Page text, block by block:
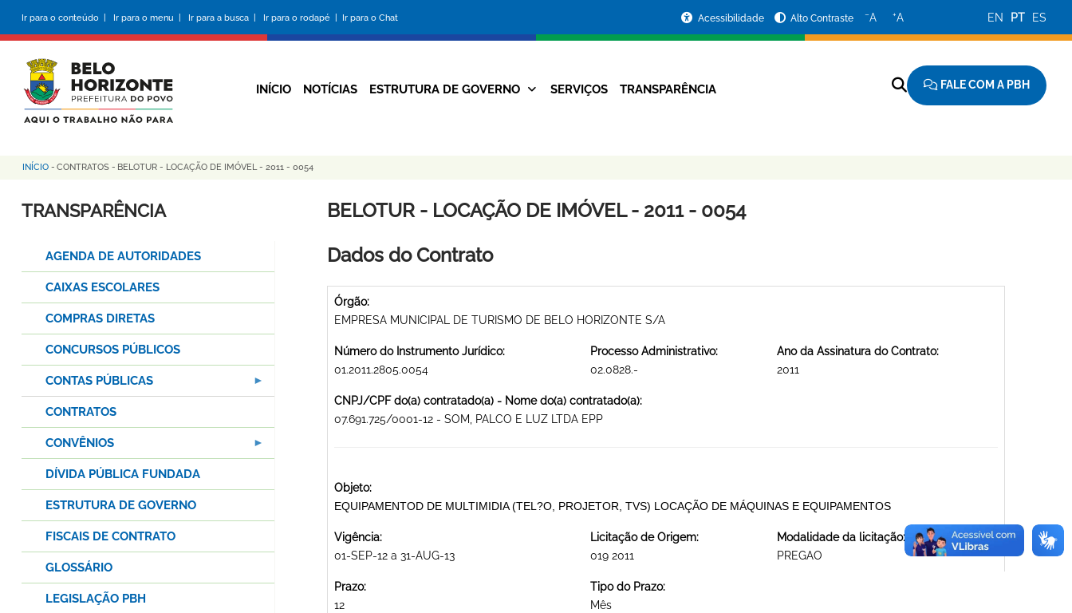
conteúdo
principal
Ir para o conteúdo | Ir para o menu | Ir para a busca | Ir para o rodapé | Ir para o Chat
da
Prefeitura
Acessibilidade Alto Contraste −A +A EN PT ES
Navegação
INÍCIO NOTÍCIAS ESTRUTURA DE GOVERNO SERVIÇOS TRANSPARÊNCIA FALE COM A PBH
Trilha
de
INÍCIO - CONTRATOS - BELOTUR - LOCAÇÃO DE IMÓVEL - 2011 - 0054
BELOTUR - LOCAÇÃO DE IMÓVEL - 2011 - 0054
Dados do Contrato
Órgão:
EMPRESA MUNICIPAL DE TURISMO DE BELO HORIZONTE S/A
Número do Instrumento Jurídico:
01.2011.2805.0054
Processo Administrativo:
02.0828.-
Ano da Assinatura do Contrato:
2011
CNPJ/CPF do(a) contratado(a) - Nome do(a) contratado(a):
07.691.725/0001-12 - SOM, PALCO E LUZ LTDA EPP
Objeto:
EQUIPAMENTOD DE MULTIMIDIA (TEL?O, PROJETOR, TVS) LOCAÇÃO DE MÁQUINAS E EQUIPAMENTOS
Vigência:
01-SEP-12 a 31-AUG-13
Licitação de Origem:
019 2011
Modalidade da licitação:
PREGAO
Prazo:
12
Tipo do Prazo:
Mês
TRANSPARÊNCIA
AGENDA DE AUTORIDADES
CAIXAS ESCOLARES
COMPRAS DIRETAS
CONCURSOS PÚBLICOS
CONTAS PÚBLICAS
CONTRATOS
CONVÊNIOS
DÍVIDA PÚBLICA FUNDADA
ESTRUTURA DE GOVERNO
FISCAIS DE CONTRATO
GLOSSÁRIO
LEGISLAÇÃO PBH